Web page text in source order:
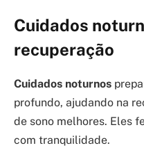
Cuidados
recuperação
Cuidados noturnos
profundo, ajudando na
de sono melhores. Eles
com tranquilidade.